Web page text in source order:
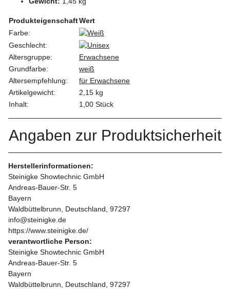
ProdukteigenschaftWert
Farbe:
Geschlecht:
Altersgruppe:
Erwachsene
Grundfarbe:
weiß
Altersempfehlung:
für Erwachsene
Artikelgewicht:
2,15 kg
Inhalt:
1,00 Stück
Angaben zur Produktsicherheit
Herstellerinformationen:
Steinigke Showtechnic GmbH
Andreas-Bauer-Str. 5
Bayern
Waldbüttelbrunn, Deutschland, 97297
info@steinigke.de
https://www.steinigke.de/
verantwortliche Person:
Steinigke Showtechnic GmbH
Andreas-Bauer-Str. 5
Bayern
Waldbüttelbrunn, Deutschland, 97297